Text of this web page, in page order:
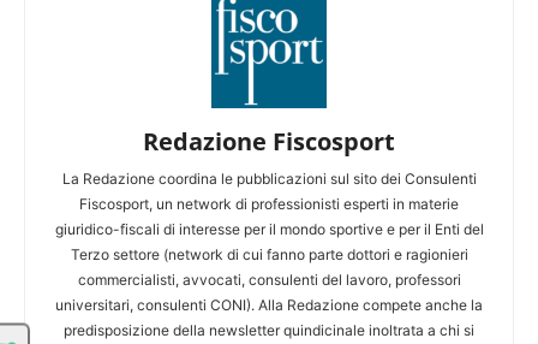
Redazione Fiscosport
La Redazione coordina le pubblicazioni sul sito dei Consulenti
Fiscosport, un network di professionisti esperti in materie
giuridico-fiscali di interesse per il mondo sportive e per il Enti del
Terzo settore (network di cui fanno parte dottori e ragionieri
commercialisti, avvocati, consulenti del lavoro, professori
universitari, consulenti CONI). Alla Redazione compete anche la
predisposizione della newsletter quindicinale inoltrata a chi si